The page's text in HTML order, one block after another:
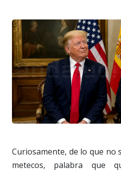
Curiosamente, de lo que no
metecos, palabra que